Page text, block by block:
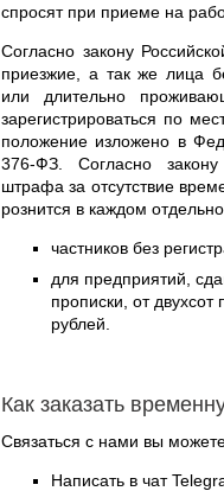
спросят при приеме на
Согласно закону
приезжие, а так же лица
или длительно
зарегистрироваться по
положение изложено в
376-ФЗ. Согласно
штрафа за отсутствие
рознится в каждом
частников без
для предприятий,
прописки, от двухсот
рублей.
Как заказать
Связаться с нами вы
Написать в чат